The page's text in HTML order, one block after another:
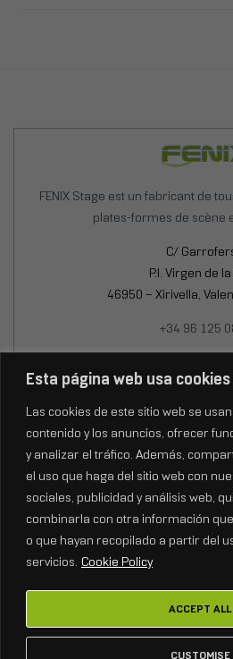
Esta página web usa cookies
Las cookies de este sitio web se
contenido y los anuncios, ofrecer
y analizar el tráfico. Además,
el uso que haga del sitio web con
sociales, publicidad y análisis web,
combinarla con otra información
o que hayan recopilado a partir del
servicios. Cookie Policy
CUSTOMISE
ACCEPT ALL
FENIX Stage est un fabricant de
plates-formes de scène
C/
P.I. Virgen de
46950 – Xirivella,
+34 96 125
Copyright © 2026FENIX Stage.